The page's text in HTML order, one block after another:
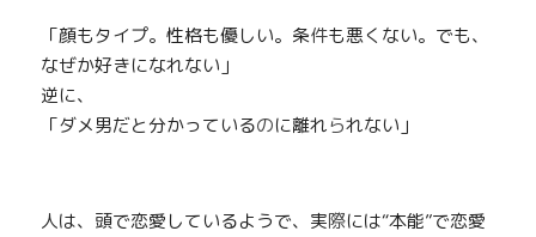
「顔もタイプ。性格も優しい。条件も悪くない。でも、
なぜか好きになれない」
逆に、
「ダメ男だと分かっているのに離れられない」
人は、頭で恋愛しているようで、実際には“本能”で恋愛